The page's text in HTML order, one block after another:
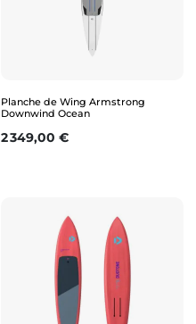
Planche de Wing Armstrong
Downwind Ocean
Prix
2 349,00 €